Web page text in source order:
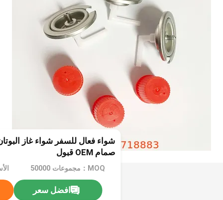
شواء فعال للسفر شواء غاز
صمام OEM قبول
MOQ：مجموعات 50000
افضل سعر